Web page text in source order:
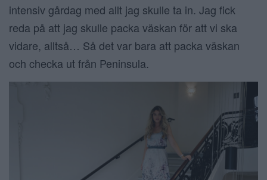
intensiv gårdag med allt jag skulle ta in. Jag fick
reda på att jag skulle packa väskan för att vi ska
vidare, alltså… Så det var bara att packa väskan
och checka ut från Peninsula.